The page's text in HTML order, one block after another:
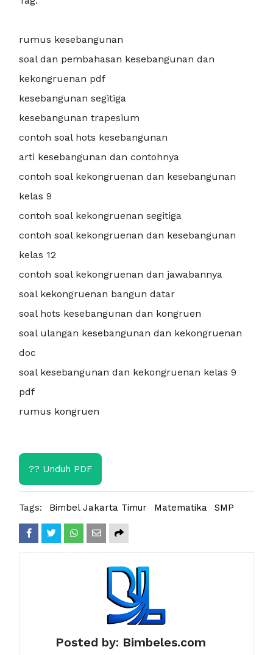
rumus kesebangunan
soal dan pembahasan kesebangunan dan
kekongruenan pdf
kesebangunan segitiga
kesebangunan trapesium
contoh soal hots kesebangunan
arti kesebangunan dan contohnya
contoh soal kekongruenan dan kesebangunan
kelas 9
contoh soal kekongruenan segitiga
contoh soal kekongruenan dan kesebangunan
kelas 12
contoh soal kekongruenan dan jawabannya
soal kekongruenan bangun datar
soal hots kesebangunan dan kongruen
soal ulangan kesebangunan dan kekongruenan
doc
soal kesebangunan dan kekongruenan kelas 9
pdf
rumus kongruen
?? Unduh PDF
Tags: Bimbel Jakarta Timur Matematika SMP
Posted by: Bimbeles.com